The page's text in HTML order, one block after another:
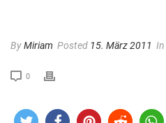
ByMiriam Posted 15. März 2011 In
0